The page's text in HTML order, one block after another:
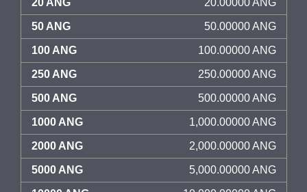
20 ANG 20.00000 ANG
50 ANG 50.00000 ANG
100 ANG 100.00000 ANG
250 ANG 250.00000 ANG
500 ANG 500.00000 ANG
1000 ANG 1,000.00000 ANG
2000 ANG 2,000.00000 ANG
5000 ANG 5,000.00000 ANG